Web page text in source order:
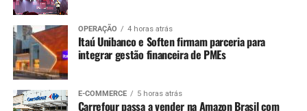
OPERAÇÃO 4 horas atrás
Itaú Unibanco e Soften firmam parceria para
integrar gestão financeira de PMEs
E-COMMERCE 5 horas atrás
Carrefour passa a vender na Amazon Brasil com